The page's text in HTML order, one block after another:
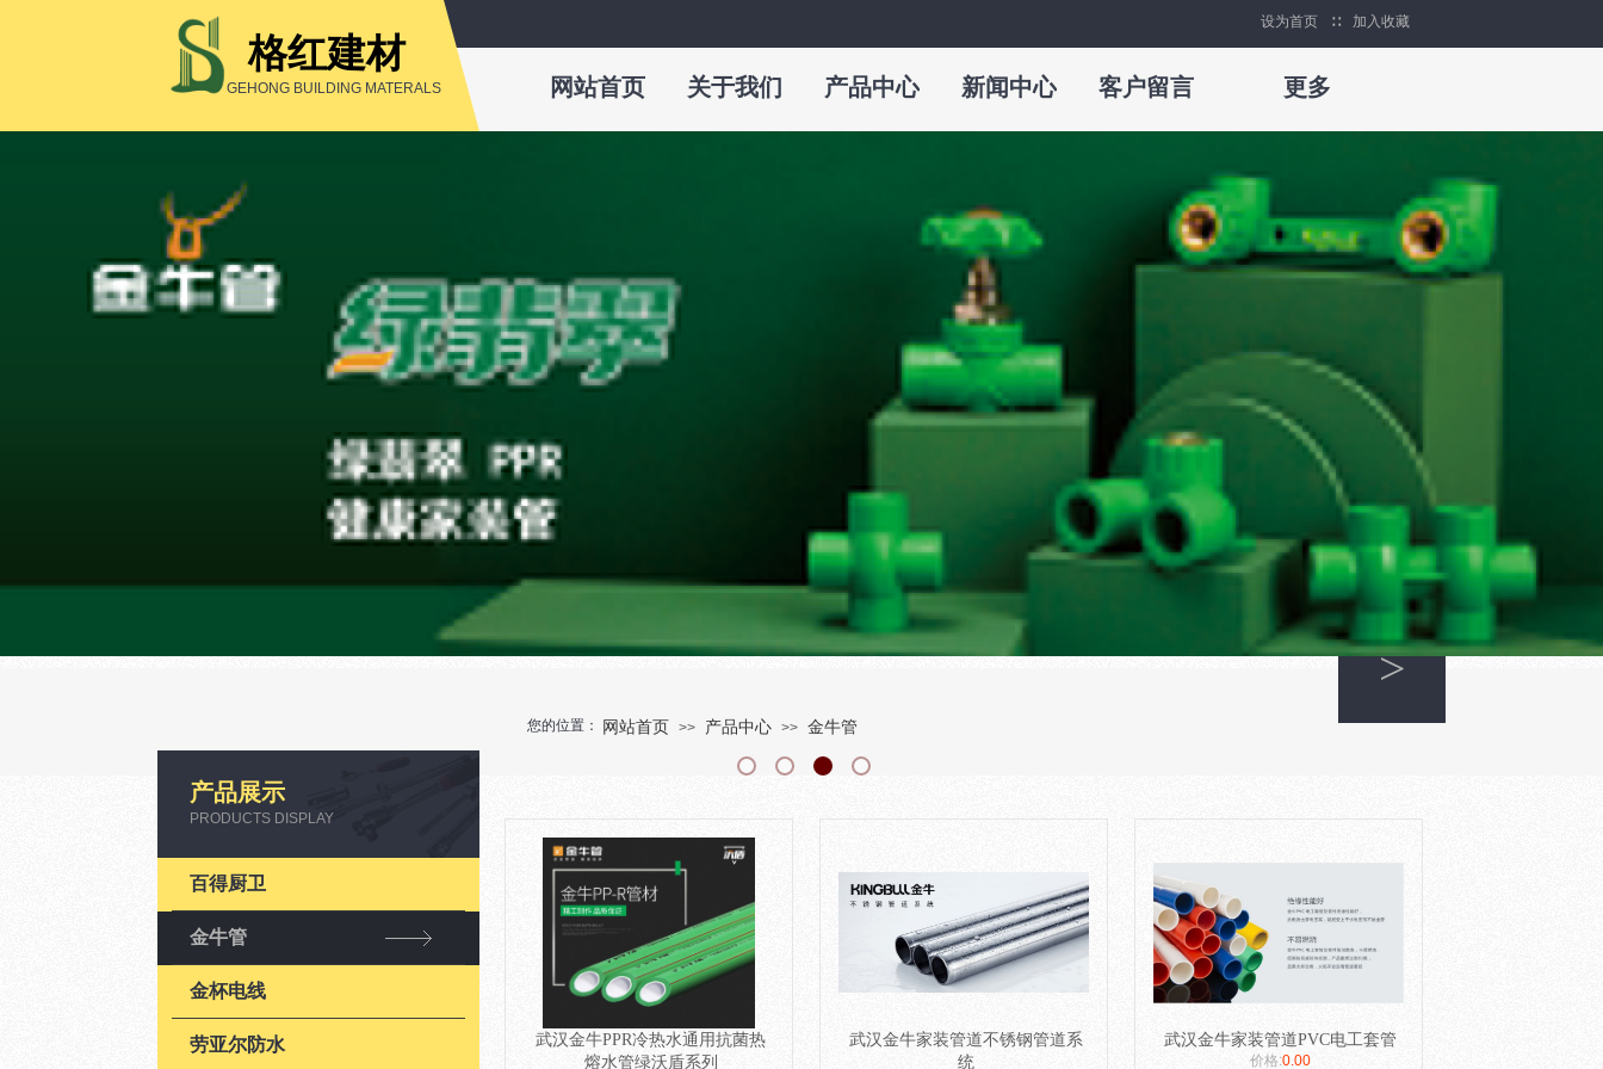
设为首页 ∷ 加入收藏
网站首页 关于我们 产品中心 新闻中心 客户留言 更多
GEHONG BUILDING MATERALS
格红建材
网站首页 >> 产品中心 >> 金牛管
您的位置：
>
产品展示
PRODUCTS DISPLAY
武汉金牛PPR冷热水通用抗菌热
熔水管绿沃盾系列
武汉金牛家装管道不锈钢管道系
统
武汉金牛家装管道PVC电工套管
价格:0.00
百得厨卫
金牛管
金杯电线
劳亚尔防水